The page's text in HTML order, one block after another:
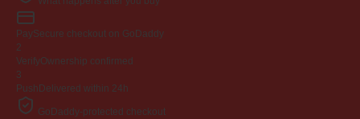
PaySecure checkout on GoDaddy
2
VerifyOwnership confirmed
3
Push Delivered within 24h
GoDaddy-protected checkout